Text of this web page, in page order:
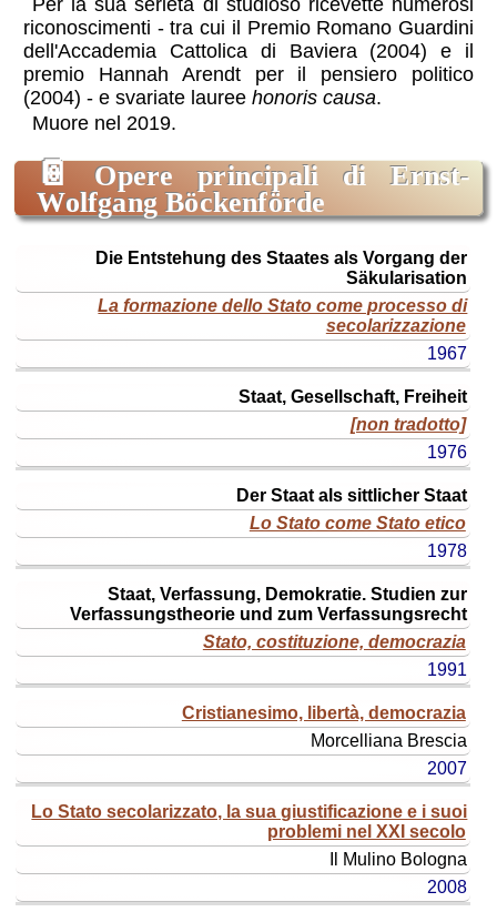
riconoscimenti - tra cui il Premio Romano Guardini
dell'Accademia Cattolica di Baviera (2004) e il
premio Hannah Arendt per il pensiero politico
(2004) - e svariate lauree honoris causa.
Muore nel 2019.
📔 Opere principali di Ernst-
Wolfgang Böckenförde
ital.
anno
Die Entstehung des Staates als Vorgang der
Säkularisation
La formazione dello Stato come processo di
secolarizzazione
1967
Staat, Gesellschaft, Freiheit
[non tradotto]
1976
Der Staat als sittlicher Staat
Lo Stato come Stato etico
1978
Staat, Verfassung, Demokratie. Studien zur
Verfassungstheorie und zum Verfassungsrecht
Stato, costituzione, democrazia
1991
Cristianesimo, libertà, democrazia
Morcelliana Brescia
2007
Lo Stato secolarizzato, la sua giustificazione e i suoi
problemi nel XXI secolo
Il Mulino Bologna
2008